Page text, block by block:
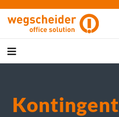
Kontingent